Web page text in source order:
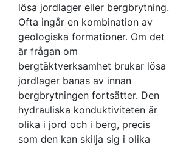
lösa jordlager eller bergbrytning.
Ofta ingår en kombination av
geologiska formationer. Om det
är frågan om
bergtäktverksamhet brukar lösa
jordlager banas av innan
bergbrytningen fortsätter. Den
hydrauliska konduktiviteten är
olika i jord och i berg, precis
som den kan skilja sig i olika